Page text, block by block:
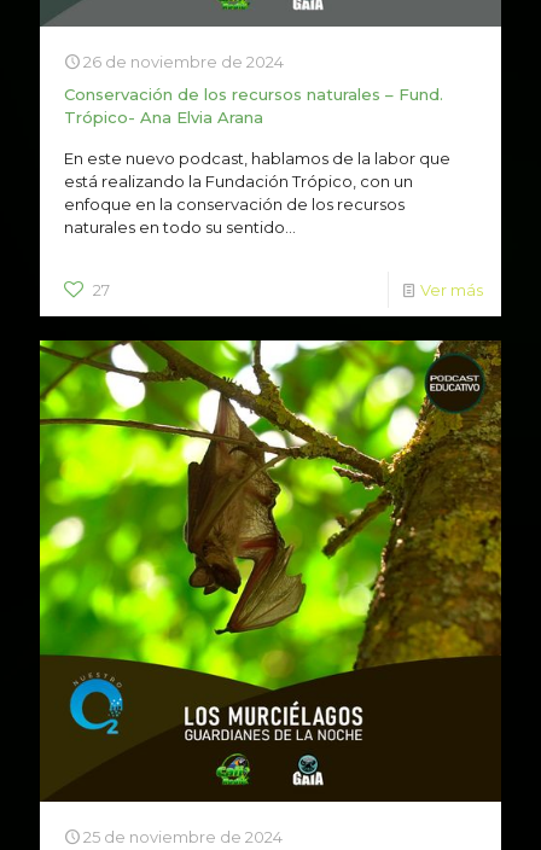
26 de noviembre de 2024
Conservación de los recursos naturales – Fund.
Trópico- Ana Elvia Arana
En este nuevo podcast, hablamos de la labor que
está realizando la Fundación Trópico, con un
enfoque en la conservación de los recursos
naturales en todo su sentido...
27 Ver más
25 de noviembre de 2024